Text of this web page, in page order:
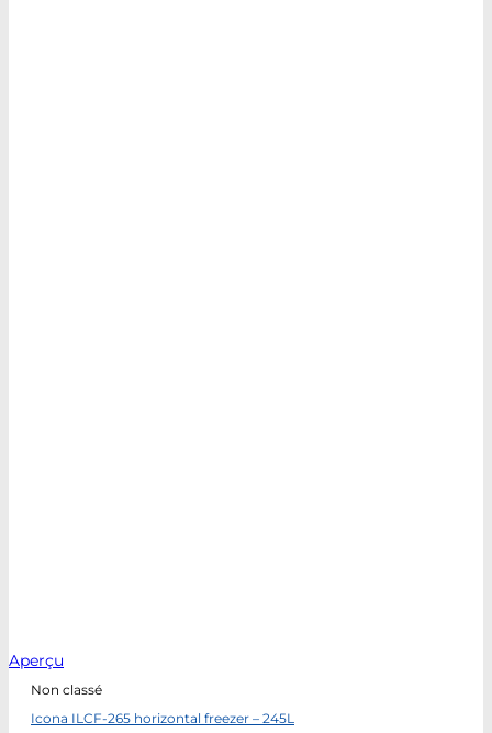
Aperçu
Non classé
Icona ILCF-265 horizontal freezer – 245L